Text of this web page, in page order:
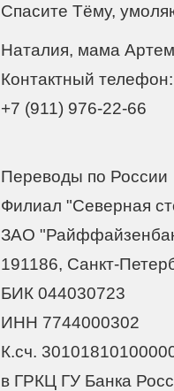
Спасите Тёму,
Наталия, мама
Контактный телефон:
+7 (911) 976-22-66
Переводы по России
Филиал "Северная
ЗАО
191186, Санкт-
БИК 044030723
ИНН 7744000302
К.сч.
в ГРКЦ ГУ Банка